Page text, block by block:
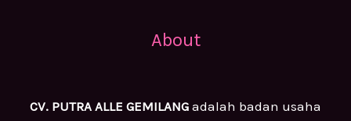
About
CV. PUTRA ALLE GEMILANG adalah badan usaha